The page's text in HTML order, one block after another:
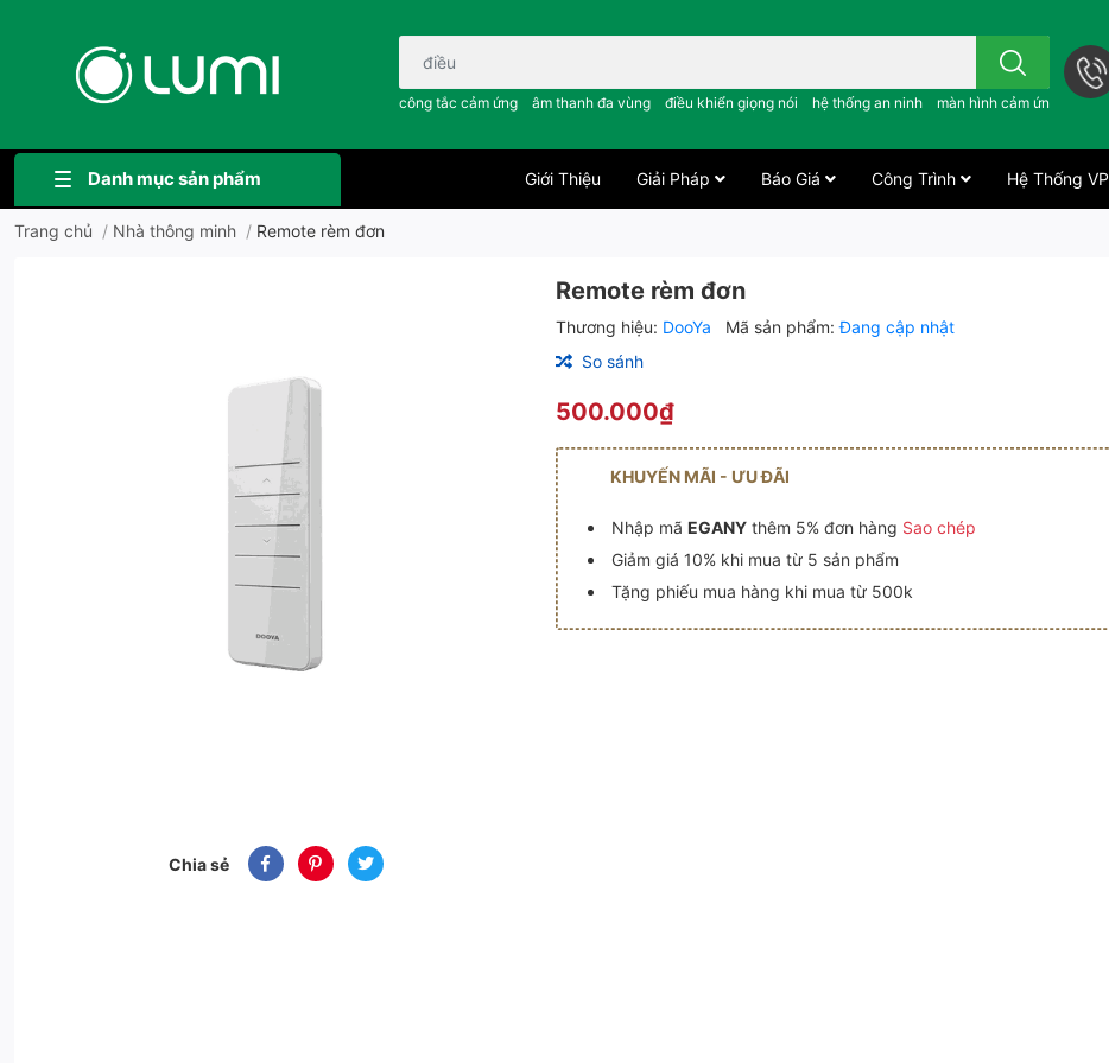
Bạn cần tìm gì..; công tắc cảm ứng..; âm thanh đa vùng ; điều khiển giọng nói ;
công tắc cảm ứng âm thanh đa vùng điều khiển giọng nói hệ thống an ninh màn hình cảm ứng
Danh mục sản phẩm Giới Thiệu Giải Pháp Báo Giá Công Trình Hệ Thống VP
Trang chủ / Nhà thông minh / Remote rèm đơn
Chia sẻ
Remote rèm đơn
Thương hiệu: DooYa Mã sản phẩm:Đang cập nhật
So sánh
500.000₫
KHUYẾN MÃI - ƯU ĐÃI
Nhập mã EGANYthêm 5% đơn hàng Sao chép
Giảm giá 10% khi mua từ 5 sản phẩm
Tặng phiếu mua hàng khi mua từ 500k